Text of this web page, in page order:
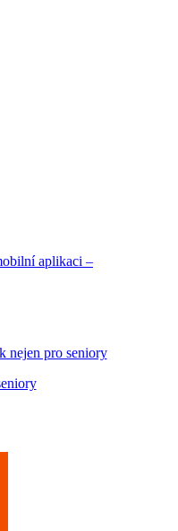
aplikaci –
nejen pro seniory